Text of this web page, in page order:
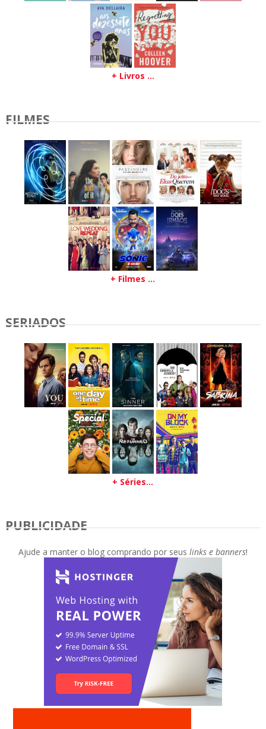
+ Livros ...
FILMES
+ Filmes ...
SERIADOS
+ Séries...
PUBLICIDADE
Ajude a manter o blog comprando por seus links e banners!